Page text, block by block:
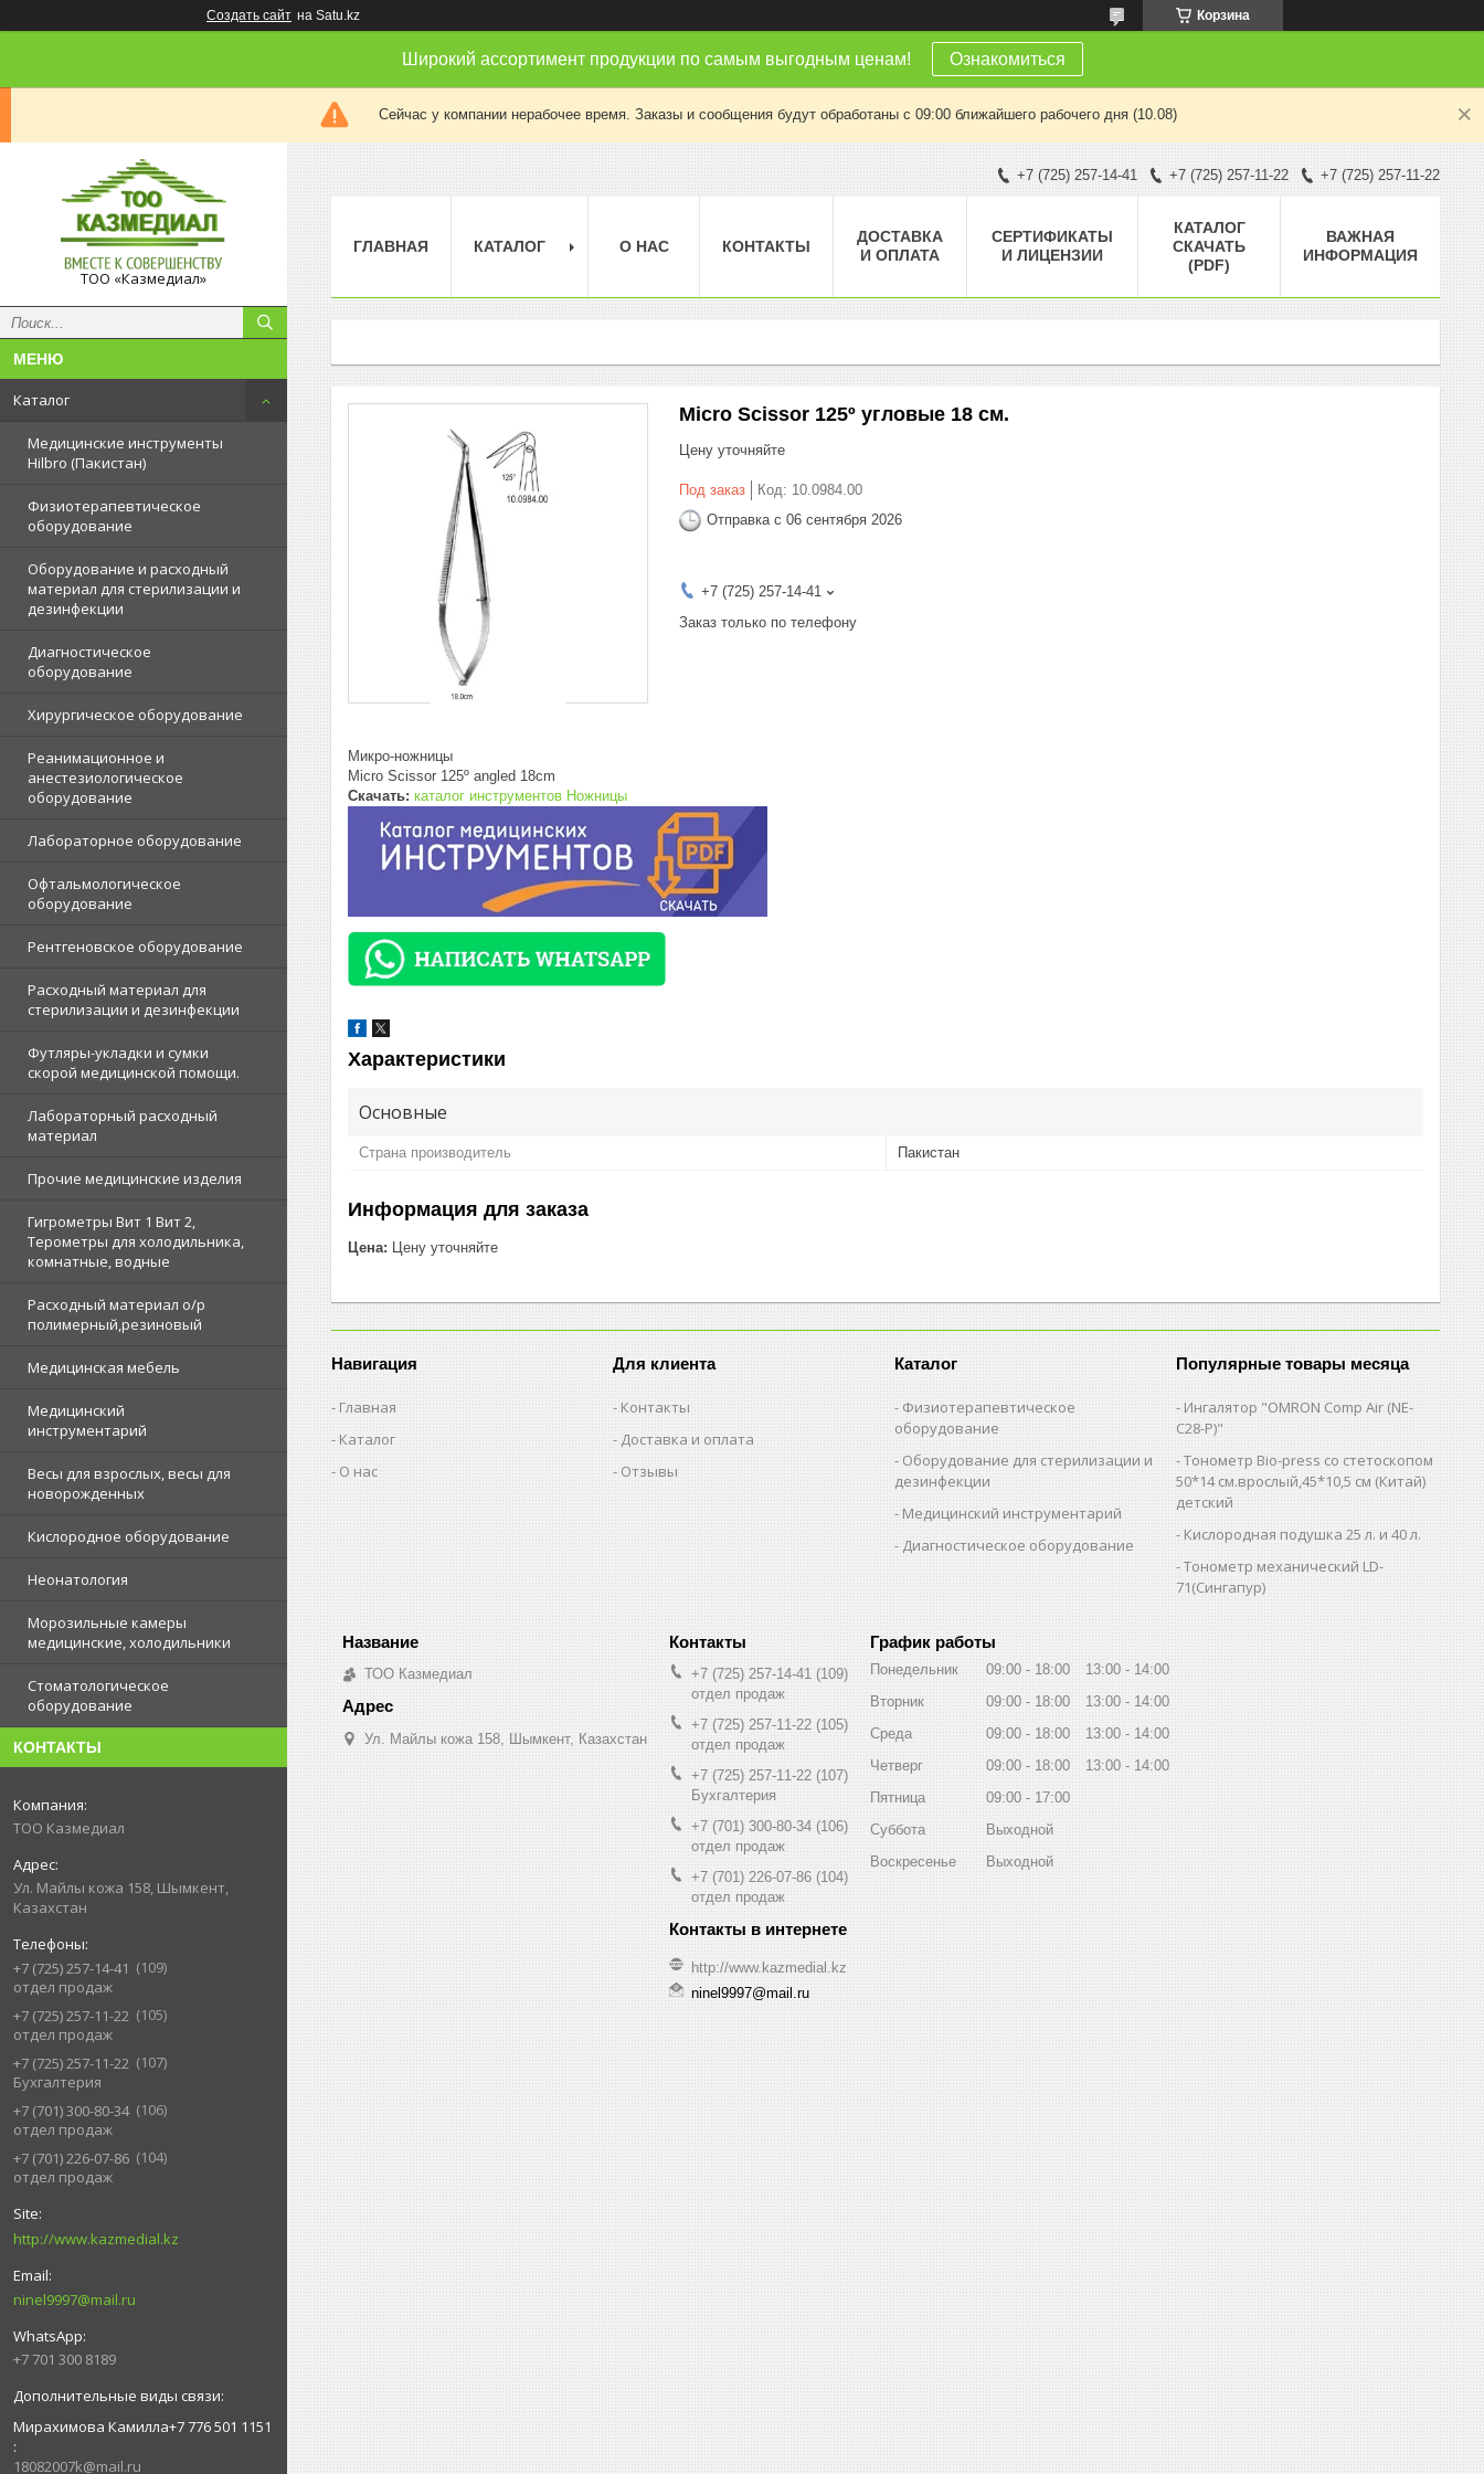
Создать сайт на Satu.kz Корзина
Широкий ассортимент продукции по самым выгодным ценам! Ознакомиться
Сейчас у компании нерабочее время. Заказы и сообщения будут обработаны с 09:00 ближайшего рабочего дня (10.08)
ТОО «Казмедиал»
Каталог
Медицинские инструменты
Hilbro (Пакистан)
Физиотерапевтическое
оборудование
Оборудование и расходный
материал для стерилизации и
дезинфекции
Диагностическое
оборудование
Хирургическое оборудование
Реанимационное и
анестезиологическое
оборудование
Лабораторное оборудование
Офтальмологическое
оборудование
Рентгеновское оборудование
Расходный материал для
стерилизации и дезинфекции
Футляры-укладки и сумки
скорой медицинской помощи.
Лабораторный расходный
материал
Прочие медицинские изделия
Гигрометры Вит 1 Вит 2,
Терометры для холодильника,
комнатные, водные
Расходный материал о/р
полимерный,резиновый
Медицинская мебель
Медицинский
инструментарий
Весы для взрослых, весы для
новорожденных
Кислородное оборудование
Неонатология
Морозильные камеры
медицинские, холодильники
Стоматологическое
оборудование
КОНТАКТЫ
ТОО Казмедиал
Ул. Майлы кожа 158, Шымкент,
Казахстан
+7 (725) 257-14-41
109
отдел продаж
+7 (725) 257-11-22
105
отдел продаж
+7 (725) 257-11-22
107
Бухгалтерия
+7 (701) 300-80-34
106
отдел продаж
+7 (701) 226-07-86
104
отдел продаж
http://www.kazmedial.kz
ninel9997@mail.ru
+7 701 300 8189
Мирахимова Камилла+7 776 501 1151
18082007k@mail.ru
+7 (725) 257-14-41 +7 (725) 257-11-22 +7 (725) 257-11-22
ГЛАВНАЯ КАТАЛОГ О НАС КОНТАКТЫ
ДОСТАВКА
И ОПЛАТА
СЕРТИФИКАТЫ
И ЛИЦЕНЗИИ
КАТАЛОГ
СКАЧАТЬ
(PDF)
ВАЖНАЯ
ИНФОРМАЦИЯ
Micro Scissor 125º угловые 18 см.
Цену уточняйте
Под заказ Код: 10.0984.00
Отправка с 06 сентября 2026
+7 (725) 257-14-41
Заказ только по телефону
Микро-ножницы
Micro Scissor 125º angled 18cm
Скачать: каталог инструментов Ножницы
Характеристики
Основные
Страна производитель Пакистан
Информация для заказа
Цена: Цену уточняйте
Навигация
Главная
Каталог
О нас
Для клиента
Контакты
Доставка и оплата
Отзывы
Каталог
Физиотерапевтическое
оборудование
Оборудование для стерилизации и
дезинфекции
Медицинский инструментарий
Диагностическое оборудование
Популярные товары месяца
Ингалятор "OMRON Comp Air (NE-
C28-Р)"
Тонометр Bio-press со стетоскопом
50*14 см.врослый,45*10,5 см (Китай)
детский
Кислородная подушка 25 л. и 40 л.
Тонометр механический LD-
71(Сингапур)
ТОО Казмедиал
Ул. Майлы кожа 158, Шымкент, Казахстан
+7 (725) 257-14-41
109
отдел продаж
+7 (725) 257-11-22 105
отдел продаж
+7 (725) 257-11-22 107
Бухгалтерия
+7 (701) 300-80-34 106
отдел продаж
+7 (701) 226-07-86 104
отдел продаж
http://www.kazmedial.kz
ninel9997@mail.ru
График работы
Понедельник 09:00 18:00 13:00
14:00
Вторник
09:00 18:00 13:00
14:00
Среда
09:00 18:00 13:00
14:00
Четверг
09:00 18:00 13:00
14:00
Пятница
09:00
17:00
Суббота
Выходной
Воскресенье
Выходной